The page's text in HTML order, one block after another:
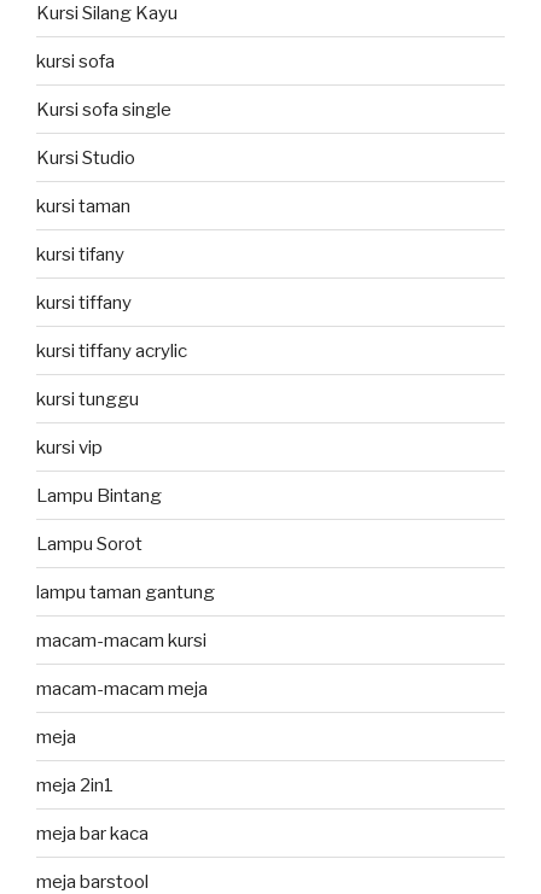
Kursi Silang Kayu
kursi sofa
Kursi sofa single
Kursi Studio
kursi taman
kursi tifany
kursi tiffany
kursi tiffany acrylic
kursi tunggu
kursi vip
Lampu Bintang
Lampu Sorot
lampu taman gantung
macam-macam kursi
macam-macam meja
meja
meja 2in1
meja bar kaca
meja barstool